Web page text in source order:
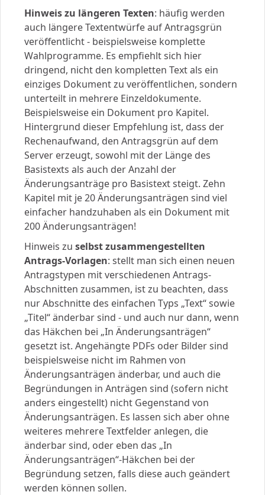
Hinweis zu längeren Texten: häufig werden
auch längere Textentwürfe auf Antragsgrün
veröffentlicht - beispielsweise komplette
Wahlprogramme. Es empfiehlt sich hier
dringend, nicht den kompletten Text als ein
einziges Dokument zu veröffentlichen, sondern
unterteilt in mehrere Einzeldokumente.
Beispielsweise ein Dokument pro Kapitel.
Hintergrund dieser Empfehlung ist, dass der
Rechenaufwand, den Antragsgrün auf dem
Server erzeugt, sowohl mit der Länge des
Basistexts als auch der Anzahl der
Änderungsanträge pro Basistext steigt. Zehn
Kapitel mit je 20 Änderungsanträgen sind viel
einfacher handzuhaben als ein Dokument mit
200 Änderungsanträgen!
Hinweis zu selbst zusammengestellten
Antrags-Vorlagen: stellt man sich einen neuen
Antragstypen mit verschiedenen Antrags-
Abschnitten zusammen, ist zu beachten, dass
nur Abschnitte des einfachen Typs „Text“ sowie
„Titel“ änderbar sind - und auch nur dann, wenn
das Häkchen bei „In Änderungsanträgen“
gesetzt ist. Angehängte PDFs oder Bilder sind
beispielsweise nicht im Rahmen von
Änderungsanträgen änderbar, und auch die
Begründungen in Anträgen sind (sofern nicht
anders eingestellt) nicht Gegenstand von
Änderungsanträgen. Es lassen sich aber ohne
weiteres mehrere Textfelder anlegen, die
änderbar sind, oder eben das „In
Änderungsanträgen“-Häkchen bei der
Begründung setzen, falls diese auch geändert
werden können sollen.